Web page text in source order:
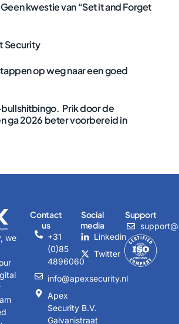
kwestie van “Set it and Forget
Security
op weg naar een goed
Prik door de
ga 2026 beter voorbereid in
we
Contact
us
+31
(0)85
4896060
info@apexsecurity.nl
Apex
Security B.V.
Galvanistraat
Social
media
Linkedin
Twitter
Support